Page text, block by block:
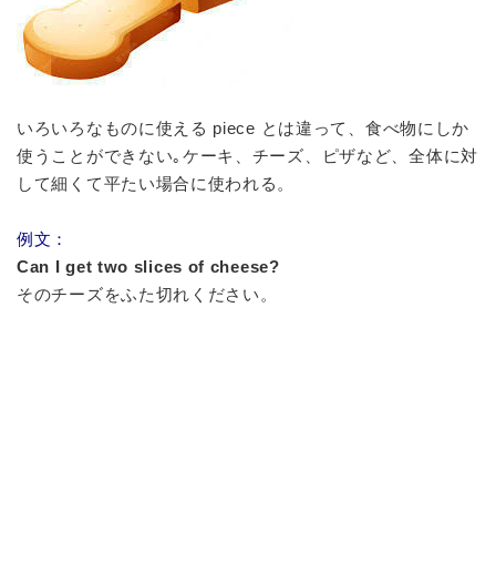
いろいろなものに使える piece とは違って、食べ物にしか
使うことができない｡ケーキ、チーズ、ピザなど、全体に対
して細くて平たい場合に使われる。
例文：
Can I get two slices of cheese?
そのチーズをふた切れください。